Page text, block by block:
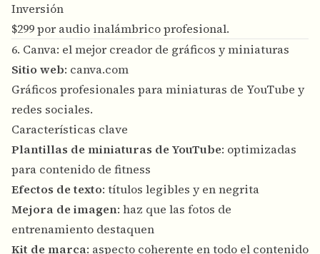
Inversión
$299 por audio inalámbrico profesional.
6. Canva: el mejor creador de gráficos y miniaturas
Sitio web: canva.com
Gráficos profesionales para miniaturas de YouTube y
redes sociales.
Características clave
Plantillas de miniaturas de YouTube: optimizadas
para contenido de fitness
Efectos de texto: títulos legibles y en negrita
Mejora de imagen: haz que las fotos de
entrenamiento destaquen
Kit de marca: aspecto coherente en todo el contenido